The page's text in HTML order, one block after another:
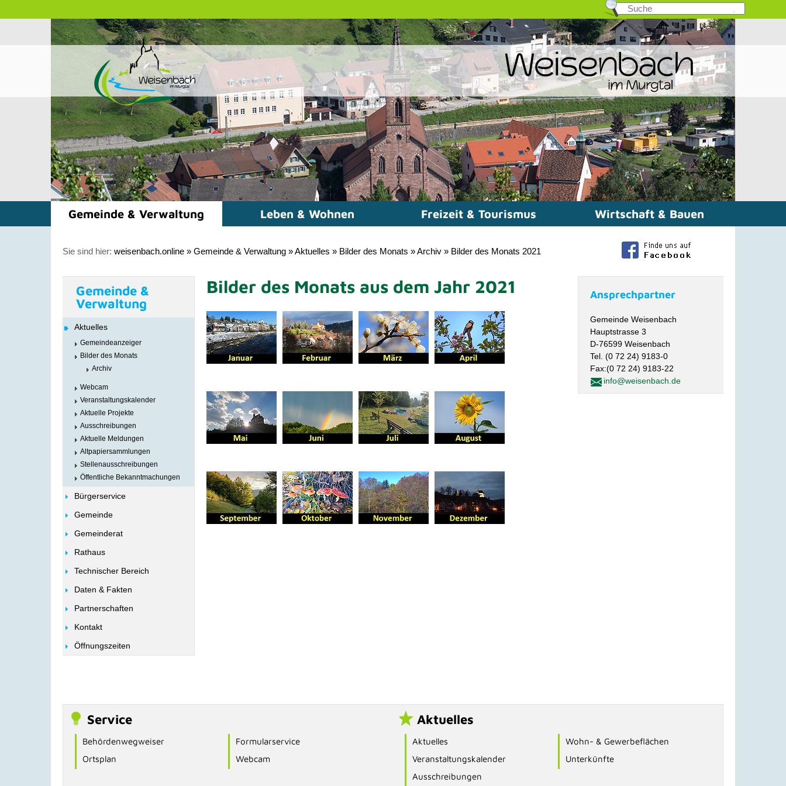
Gemeinde & Verwaltung Leben & Wohnen Freizeit & Tourismus Wirtschaft & Bauen
Sie sind hier: weisenbach.online » Gemeinde & Verwaltung »Aktuelles » Bilder des Monats »Archiv » Bilder des Monats 2021
Gemeinde &
Verwaltung
Aktuelles
Gemeindeanzeiger
Bilder des Monats
Archiv
Webcam
Veranstaltungskalender
Aktuelle Projekte
Ausschreibungen
Aktuelle Meldungen
Altpapiersammlungen
Stellenausschreibungen
Öffentliche Bekanntmachungen
Bürgerservice
Gemeinde
Gemeinderat
Rathaus
Technischer Bereich
Daten & Fakten
Partnerschaften
Kontakt
Öffnungszeiten
Bilder des Monats aus dem Jahr 2021 Ansprechpartner
Gemeinde Weisenbach
Hauptstrasse 3
D-76599 Weisenbach
Tel. (0 72 24) 9183-0
Fax:(0 72 24) 9183-22
info@weisenbach.de
Service
Behördenwegweiser
Formularservice
Ortsplan
Webcam
Aktuelles
Aktuelles
Wohn- & Gewerbeflächen
Veranstaltungskalender
Unterkünfte
Ausschreibungen